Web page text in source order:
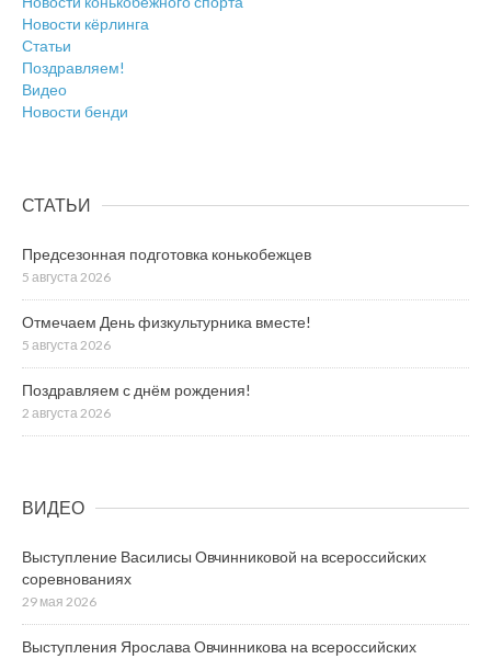
Новости кёрлинга
Статьи
Поздравляем!
Видео
Новости бенди
СТАТЬИ
Предсезонная подготовка конькобежцев
5 августа 2026
Отмечаем День физкультурника вместе!
5 августа 2026
Поздравляем с днём рождения!
2 августа 2026
ВИДЕО
Выступление Василисы Овчинниковой на всероссийских
соревнованиях
29 мая 2026
Выступления Ярослава Овчинникова на всероссийских